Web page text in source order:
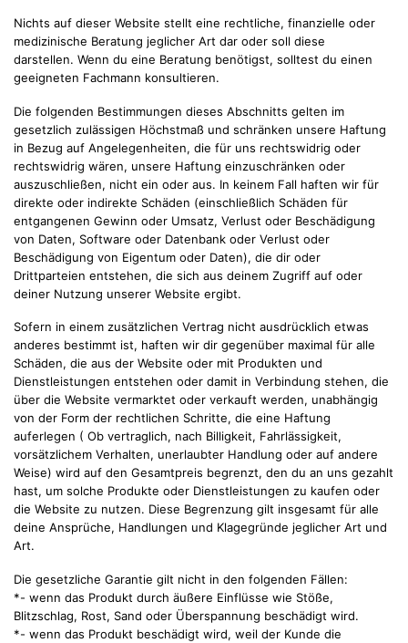
Nichts auf dieser Website stellt eine rechtliche, finanzielle oder
medizinische Beratung jeglicher Art dar oder soll diese
darstellen. Wenn du eine Beratung benötigst, solltest du einen
geeigneten Fachmann konsultieren.
Die folgenden Bestimmungen dieses Abschnitts gelten im
gesetzlich zulässigen Höchstmaß und schränken unsere Haftung
in Bezug auf Angelegenheiten, die für uns rechtswidrig oder
rechtswidrig wären, unsere Haftung einzuschränken oder
auszuschließen, nicht ein oder aus. In keinem Fall haften wir für
direkte oder indirekte Schäden (einschließlich Schäden für
entgangenen Gewinn oder Umsatz, Verlust oder Beschädigung
von Daten, Software oder Datenbank oder Verlust oder
Beschädigung von Eigentum oder Daten), die dir oder
Drittparteien entstehen, die sich aus deinem Zugriff auf oder
deiner Nutzung unserer Website ergibt.
Sofern in einem zusätzlichen Vertrag nicht ausdrücklich etwas
anderes bestimmt ist, haften wir dir gegenüber maximal für alle
Schäden, die aus der Website oder mit Produkten und
Dienstleistungen entstehen oder damit in Verbindung stehen, die
über die Website vermarktet oder verkauft werden, unabhängig
von der Form der rechtlichen Schritte, die eine Haftung
auferlegen ( Ob vertraglich, nach Billigkeit, Fahrlässigkeit,
vorsätzlichem Verhalten, unerlaubter Handlung oder auf andere
Weise) wird auf den Gesamtpreis begrenzt, den du an uns gezahlt
hast, um solche Produkte oder Dienstleistungen zu kaufen oder
die Website zu nutzen. Diese Begrenzung gilt insgesamt für alle
deine Ansprüche, Handlungen und Klagegründe jeglicher Art und
Art.
Die gesetzliche Garantie gilt nicht in den folgenden Fällen:
*- wenn das Produkt durch äußere Einflüsse wie Stöße,
Blitzschlag, Rost, Sand oder Überspannung beschädigt wird.
*- wenn das Produkt beschädigt wird, weil der Kunde die